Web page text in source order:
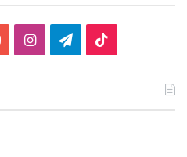
r
:
I